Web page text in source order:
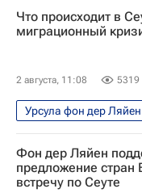
Метте Фредериксен
Наплыв мигрантов в
Что происходит в
миграционный
2 августа, 11:08 5319
Урсула фон дер Ляйен
Марокко
Педро
Хосе Мануэль
Шенгенская зона
Фон дер Ляйен
предложение стран
встречу по Сеуте